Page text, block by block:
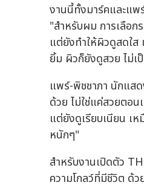
งานนี้ทั้งมาร์คและแพ
"สำหรับผม การเลือ
แต่ยังทำให้ผิวดูสดใ
ยิ้ม ผิวก็ยังดูสวย ไม่เ
แพร์-พิชชาภา นักแสด
ด้วย ไม่ใช่แค่สวยตอ
แต่ยังดูเรียบเนียน เ
หนักๆ"
สำหรับงานเปิดตัว
ความโกลว์ที่มีชีวิต ด้